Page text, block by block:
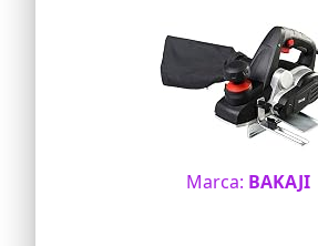
Marca: BAKAJI